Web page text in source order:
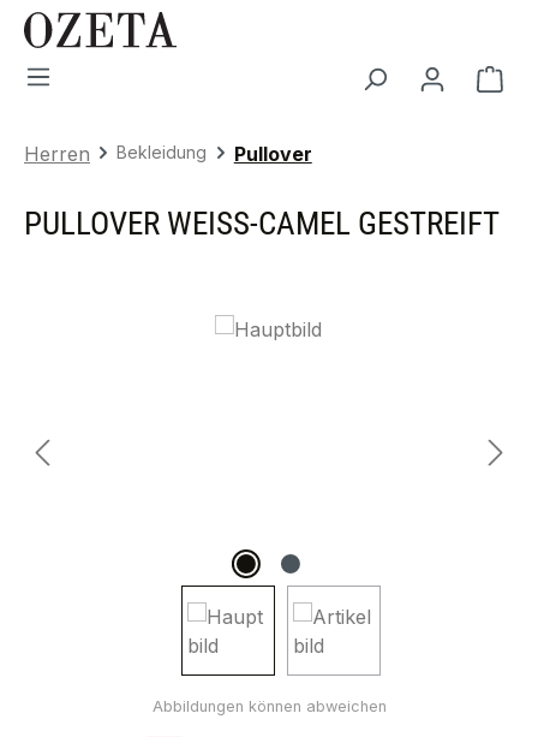
Zum Hauptinhalt springen
Herren Bekleidung Pullover
PULLOVER WEISS-CAMEL GESTREIFT
Bildergalerie überspringen